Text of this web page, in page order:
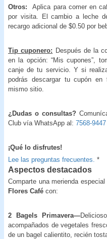
Otros:Aplica para comer en
por visita. El cambio a leche
recargo adicional de $0.50 por
Tip cuponero: Después de la
en la opción: “Mis cupones”,
canje de tu servicio. Y si
podrás descargar tu cupón en
mismo sitio.
¿Dudas o consultas?
Club vía WhatsApp al: 7568-9447
¡Qué lo disfrutes!
Lee las preguntas frecuentes. *
Aspectos destacados
Comparte una merienda
Flores Café con:
2 Bagels Primavera—
acompañados de vegetales
de un bagel calientito, recién